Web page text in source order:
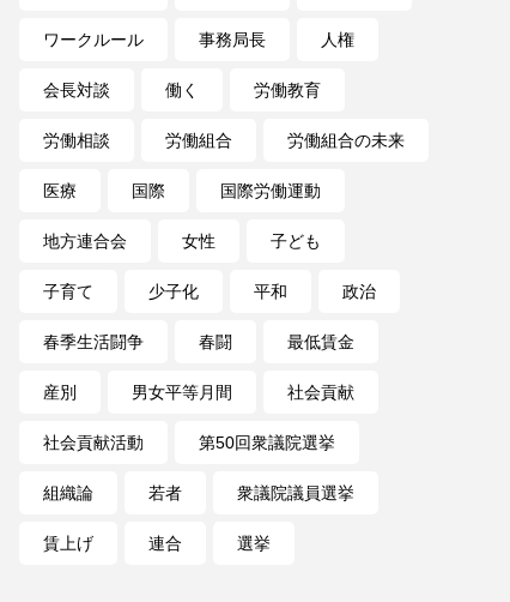
ワークルール 事務局長 人権
会長対談 働く 労働教育
労働相談 労働組合 労働組合の未来
医療 国際 国際労働運動
地方連合会 女性 子ども
子育て 少子化 平和 政治
春季生活闘争 春闘 最低賃金
産別 男女平等月間 社会貢献
社会貢献活動 第50回衆議院選挙
組織論 若者 衆議院議員選挙
賃上げ 連合 選挙